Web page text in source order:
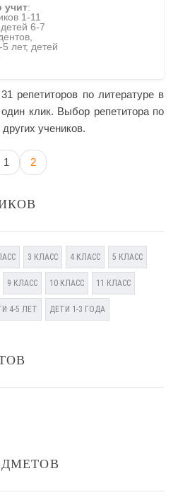
учит:
1-11
6-7
лет, детей
репетиторов по литературе в
клик. Выбор репетитора по
учеников.
1 2
3 КЛАСС 4 КЛАСС 5 КЛАСС
9 КЛАСС 10 КЛАСС 11 КЛАСС
4-5 ЛЕТ ДЕТИ 1-3 ГОДА